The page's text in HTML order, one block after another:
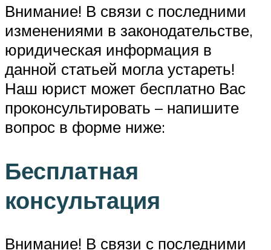
Внимание! В связи с последними
изменениями в законодательстве,
юридическая информация в
данной статьей могла устареть!
Наш юрист может бесплатно Вас
проконсультировать – напишите
вопрос в форме ниже:
Бесплатная
консультация
Внимание! В связи с последними